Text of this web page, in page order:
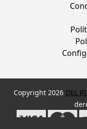
Copyright 2026 DEL